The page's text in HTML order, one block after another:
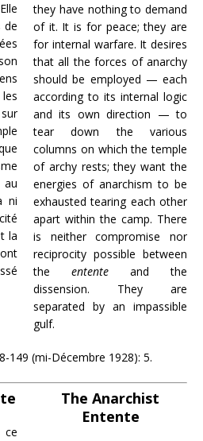
de
au
ni
la
they have nothing to demand
of it. It is for peace; they are
for internal warfare. It desires
that all the forces of anarchy
should be employed — each
according to its internal logic
and its own direction — to
tear down the various
columns on which the temple
of archy rests; they want the
energies of anarchism to be
exhausted tearing each other
apart within the camp. There
is neither compromise nor
reciprocity possible between
the entente and the
dissension. They are
separated by an impassible
gulf.
149 (mi-Décembre 1928): 5.
ce
The Anarchist
Entente